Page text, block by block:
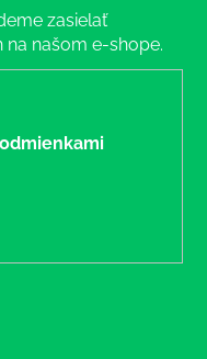
zasielať
našom e-shope.